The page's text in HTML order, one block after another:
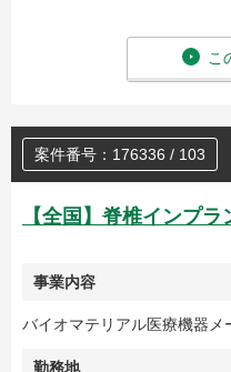
こ
案件番号：176336 / 103
【全国】脊椎インプ
事業内容
バイオマテリアル医療機器メ
勤務地